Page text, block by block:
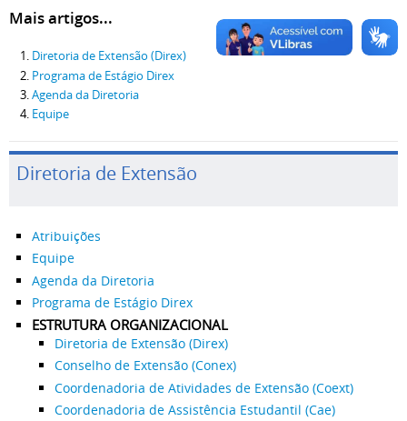
Mais artigos...
Diretoria de Extensão (Direx)
Programa de Estágio Direx
Agenda da Diretoria
Equipe
Diretoria de Extensão
Atribuições
Equipe
Agenda da Diretoria
Programa de Estágio Direx
ESTRUTURA ORGANIZACIONAL
Diretoria de Extensão (Direx)
Conselho de Extensão (Conex)
Coordenadoria de Atividades de Extensão (Coext)
Coordenadoria de Assistência Estudantil (Cae)